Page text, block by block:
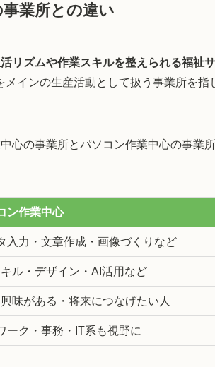
業所との違い
リズムや作業スキルを整えられる福祉
インの生産活動として扱う事業所を指
心の事業所とパソコン作業中心の事業
ン作業中心
入力・文章作成・画像づくりなど
ル・デザイン・AI活用など
味がある・将来につなげたい人
ーク・事務・IT系も視野に